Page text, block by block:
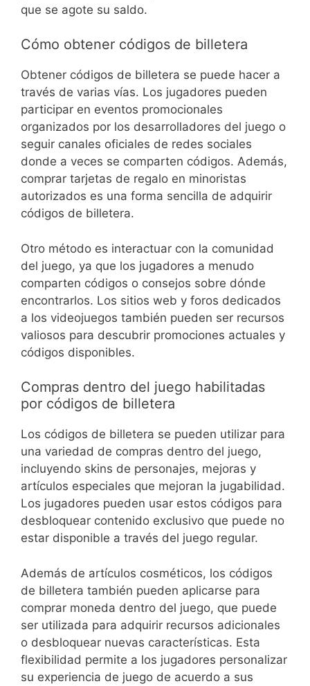
que se agote su saldo.
Cómo obtener códigos de billetera
Obtener códigos de billetera se puede hacer a
través de varias vías. Los jugadores pueden
participar en eventos promocionales
organizados por los desarrolladores del juego o
seguir canales oficiales de redes sociales
donde a veces se comparten códigos. Además,
comprar tarjetas de regalo en minoristas
autorizados es una forma sencilla de adquirir
códigos de billetera.
Otro método es interactuar con la comunidad
del juego, ya que los jugadores a menudo
comparten códigos o consejos sobre dónde
encontrarlos. Los sitios web y foros dedicados
a los videojuegos también pueden ser recursos
valiosos para descubrir promociones actuales y
códigos disponibles.
Compras dentro del juego habilitadas
por códigos de billetera
Los códigos de billetera se pueden utilizar para
una variedad de compras dentro del juego,
incluyendo skins de personajes, mejoras y
artículos especiales que mejoran la jugabilidad.
Los jugadores pueden usar estos códigos para
desbloquear contenido exclusivo que puede no
estar disponible a través del juego regular.
Además de artículos cosméticos, los códigos
de billetera también pueden aplicarse para
comprar moneda dentro del juego, que puede
ser utilizada para adquirir recursos adicionales
o desbloquear nuevas características. Esta
flexibilidad permite a los jugadores personalizar
su experiencia de juego de acuerdo a sus